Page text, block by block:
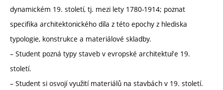
dynamickém 19. století, tj. mezi lety 1780-1914; poznat
specifika architektonického díla z této epochy z hlediska
typologie, konstrukce a materiálové skladby.
– Student pozná typy staveb v evropské architektuře 19.
století.
– Student si osvojí využití materiálů na stavbách v 19. století.